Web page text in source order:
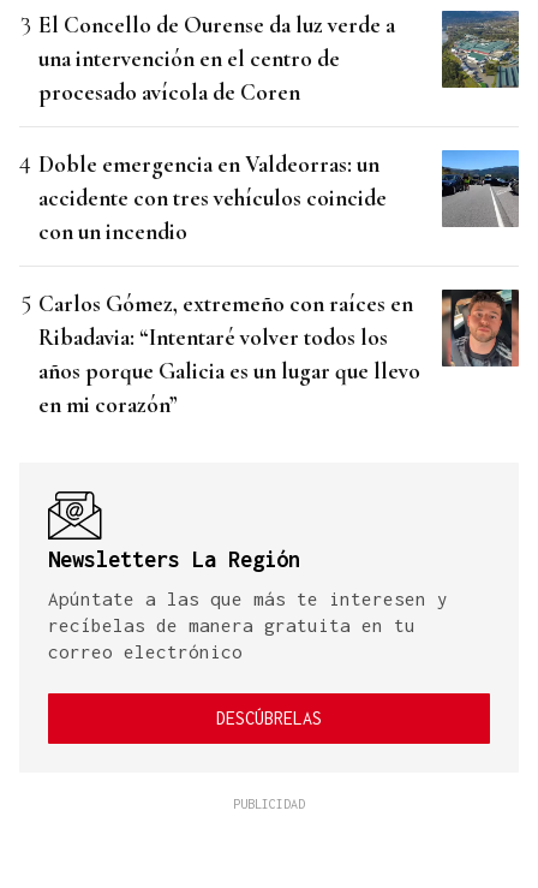
El Concello de Ourense da luz verde a
una intervención en el centro de
procesado avícola de Coren
Doble emergencia en Valdeorras: un
accidente con tres vehículos coincide
con un incendio
Carlos Gómez, extremeño con raíces en
Ribadavia: “Intentaré volver todos los
años porque Galicia es un lugar que llevo
en mi corazón”
Newsletters La Región
Apúntate a las que más te interesen y
recíbelas de manera gratuita en tu
correo electrónico
DESCÚBRELAS